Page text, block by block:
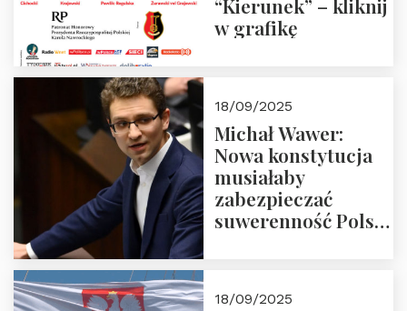
w grafikę
18/09/2025
Michał Wawer:
Nowa konstytucja
musiałaby
zabezpieczać
suwerenność Polski
18/09/2025